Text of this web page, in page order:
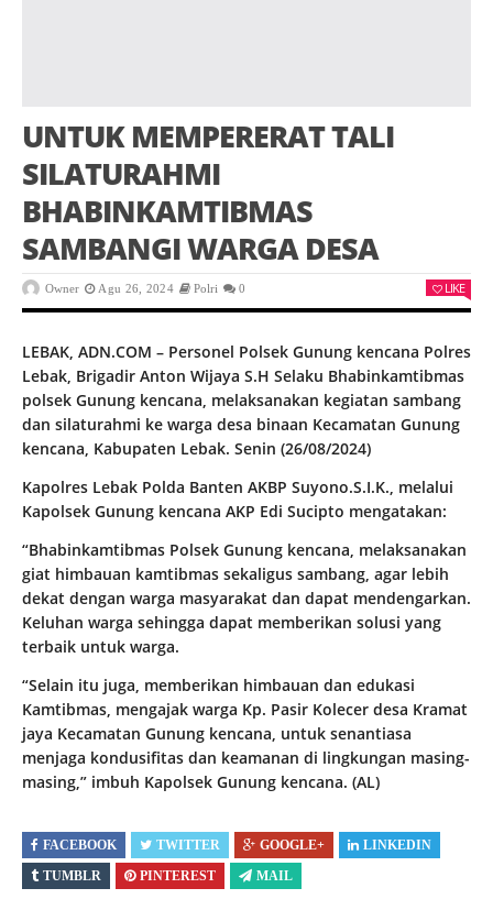
UNTUK MEMPERERAT TALI
SILATURAHMI
BHABINKAMTIBMAS
SAMBANGI WARGA DESA
Owner Agu 26, 2024 Polri 0 LIKE
LEBAK, ADN.COM – Personel Polsek Gunung kencana Polres
Lebak, Brigadir Anton Wijaya S.H Selaku Bhabinkamtibmas
polsek Gunung kencana, melaksanakan kegiatan sambang
dan silaturahmi ke warga desa binaan Kecamatan Gunung
kencana, Kabupaten Lebak. Senin (26/08/2024)
Kapolres Lebak Polda Banten AKBP Suyono.S.I.K., melalui
Kapolsek Gunung kencana AKP Edi Sucipto mengatakan:
“Bhabinkamtibmas Polsek Gunung kencana, melaksanakan
giat himbauan kamtibmas sekaligus sambang, agar lebih
dekat dengan warga masyarakat dan dapat mendengarkan.
Keluhan warga sehingga dapat memberikan solusi yang
terbaik untuk warga.
“Selain itu juga, memberikan himbauan dan edukasi
Kamtibmas, mengajak warga Kp. Pasir Kolecer desa Kramat
jaya Kecamatan Gunung kencana, untuk senantiasa
menjaga kondusifitas dan keamanan di lingkungan masing-
masing,” imbuh Kapolsek Gunung kencana. (AL)
FACEBOOK TWITTER GOOGLE+
LINKEDIN
TUMBLR
PINTEREST MAIL